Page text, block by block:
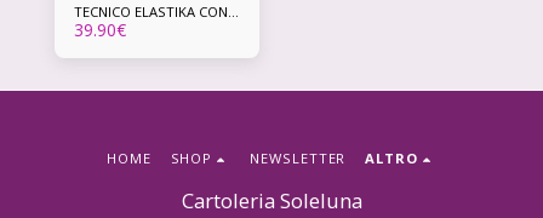
TECNICO ELASTIKA CON
SCATOLA REGALO
39.90€
Cartoleria Soleluna
HOME SHOP NEWSLETTER ALTRO